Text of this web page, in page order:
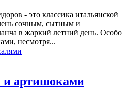
- это классика итальянской
сочным, сытным и
в жаркий летний день. Особо
несмотря...
и артишоками